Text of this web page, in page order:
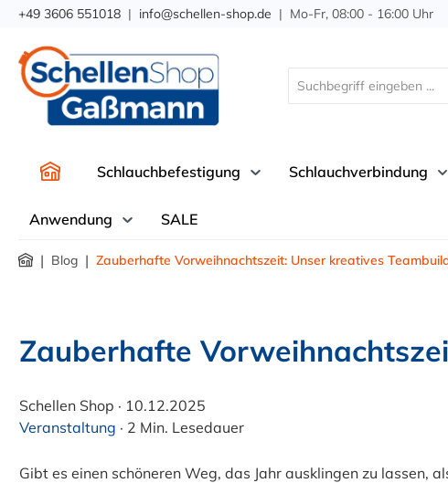
Zur Hauptnavigation springen
+49 3606 551018 | info@schellen-shop.de | Mo-Fr, 08:00 - 16:00 Uhr
Schlauchbefestigung Schlauchverbindung
Anwendung SALE
| Blog | Zauberhafte Vorweihnachtszeit: Unser kreatives
Zauberhafte
Schellen Shop · 10.12.2025
Veranstaltung · 2 Min. Lesedauer
Gibt es einen schöneren Weg, das Jahr ausklingen zu